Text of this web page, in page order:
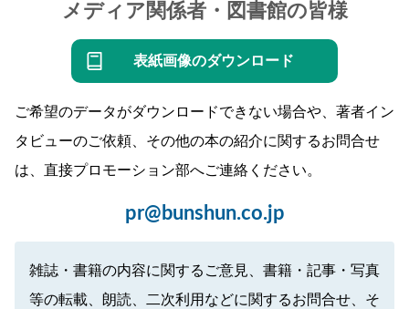
メディア関係者・図書館の皆様
表紙画像のダウンロード
ご希望のデータがダウンロードできない場合や、著者イン
タビューのご依頼、その他の本の紹介に関するお問合せ
は、直接プロモーション部へご連絡ください。
pr@bunshun.co.jp
雑誌・書籍の内容に関するご意見、書籍・記事・写真
等の転載、朗読、二次利用などに関するお問合せ、そ